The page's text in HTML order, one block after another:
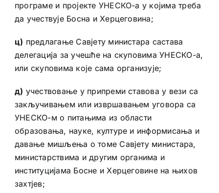
програме и пројекте УНЕСКО-а у којима треба
да учествује Босна и Херцеговина;
ц) предлагање Савјету министара састава
делегација за учешће на скуповима УНЕСКО-а,
или скуповима које сама организује;
д) учествовање у припреми ставова у вези са
закључивањем или извршавањем уговора са
УНЕСКО-м о питањима из области
образовања, науке, културе и информисања и
давање мишљења о томе Савјету министара,
министарствима и другим органима и
институцијама Босне и Херцеговине на њихов
захтјев;